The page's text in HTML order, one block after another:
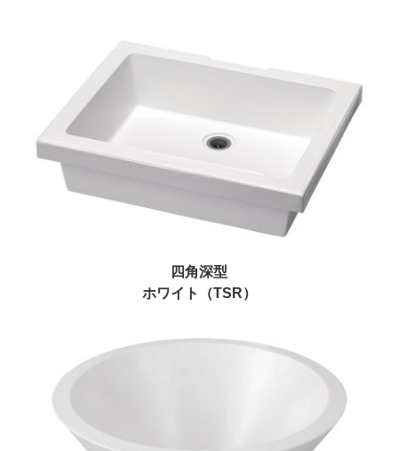
四角深型
ホワイト（TSR）